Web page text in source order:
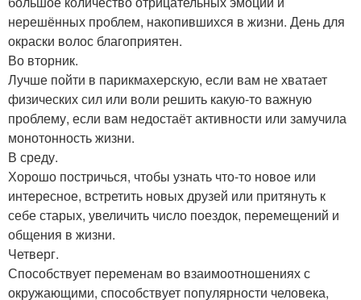
нерешённых проблем, накопившихся в жизни. День для
окраски волос благоприятен.
Во вторник.
Лучше пойти в парикмахерскую, если вам не хватает
физических сил или воли решить какую-то важную
проблему, если вам недостаёт активности или замучила
монотонность жизни.
В среду.
Хорошо постричься, чтобы узнать что-то новое или
интересное, встретить новых друзей или притянуть к
себе старых, увеличить число поездок, перемещений и
общения в жизни.
Четверг.
Способствует переменам во взаимоотношениях с
окружающими, способствует популярности человека,